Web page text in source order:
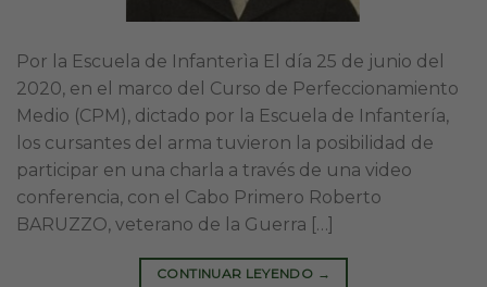
Por la Escuela de Infanterìa El día 25 de junio del
2020, en el marco del Curso de Perfeccionamiento
Medio (CPM), dictado por la Escuela de Infantería,
los cursantes del arma tuvieron la posibilidad de
participar en una charla a través de una video
conferencia, con el Cabo Primero Roberto
BARUZZO, veterano de la Guerra […]
CONTINUAR LEYENDO →